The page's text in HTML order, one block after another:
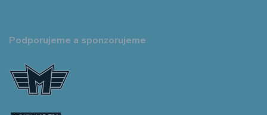
Podporujeme a sponzorujeme